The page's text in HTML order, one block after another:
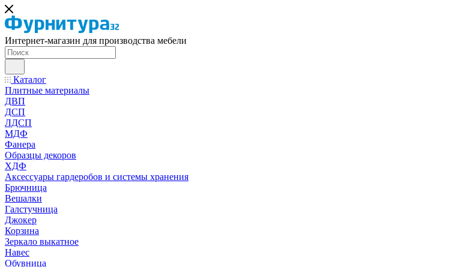
Интернет-магазин для производства мебели
Каталог
Плитные материалы
ДВП
ДСП
ЛДСП
МДФ
Фанера
Образцы декоров
ХДФ
Аксессуары гардеробов и системы хранения
Брючница
Вешалки
Галстучница
Джокер
Корзина
Зеркало выкатное
Навес
Обувница